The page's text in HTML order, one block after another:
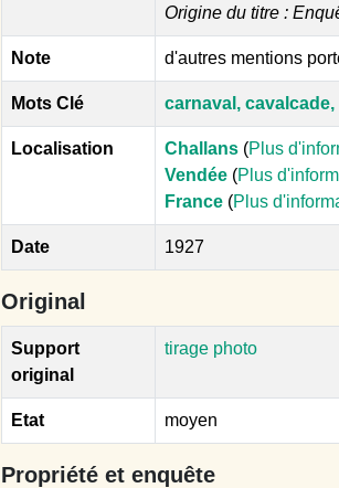
Origine du titre :
Note d'autres mentions
Mots Clé carnaval,
Localisation Challans (Plus
Vendée (Plus
France (Plus
Date 1927
Original
Support
original
tirage photo
Etat moyen
Propriété et enquête